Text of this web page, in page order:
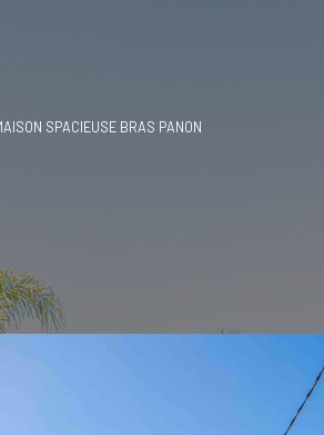
SPACIEUSE BRAS PANON